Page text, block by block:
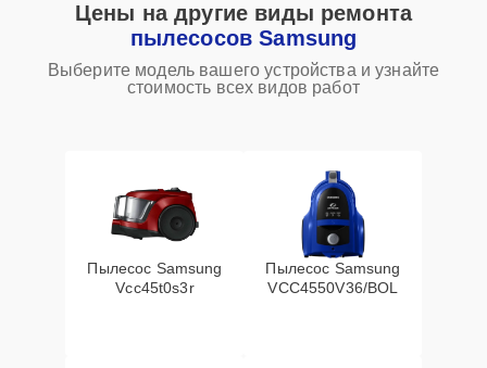
Цены на другие виды ремонта
пылесосов Samsung
Выберите модель вашего устройства и узнайте
стоимость всех видов работ
Пылесос Samsung
Vcc45t0s3r
Пылесос Samsung
VCC4550V36/BOL